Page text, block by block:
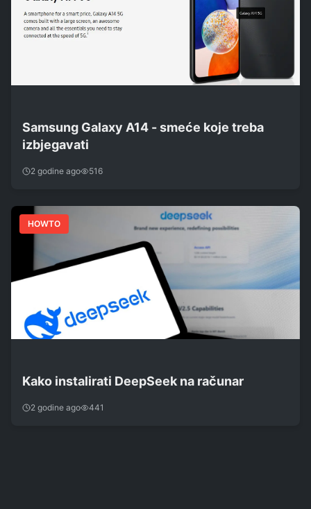
Samsung Galaxy A14 - smeće koje treba
izbjegavati
2 godine ago 516
HOWTO
Kako instalirati DeepSeek na računar
2 godine ago 441